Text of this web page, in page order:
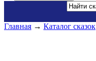
Главная → Каталог сказок